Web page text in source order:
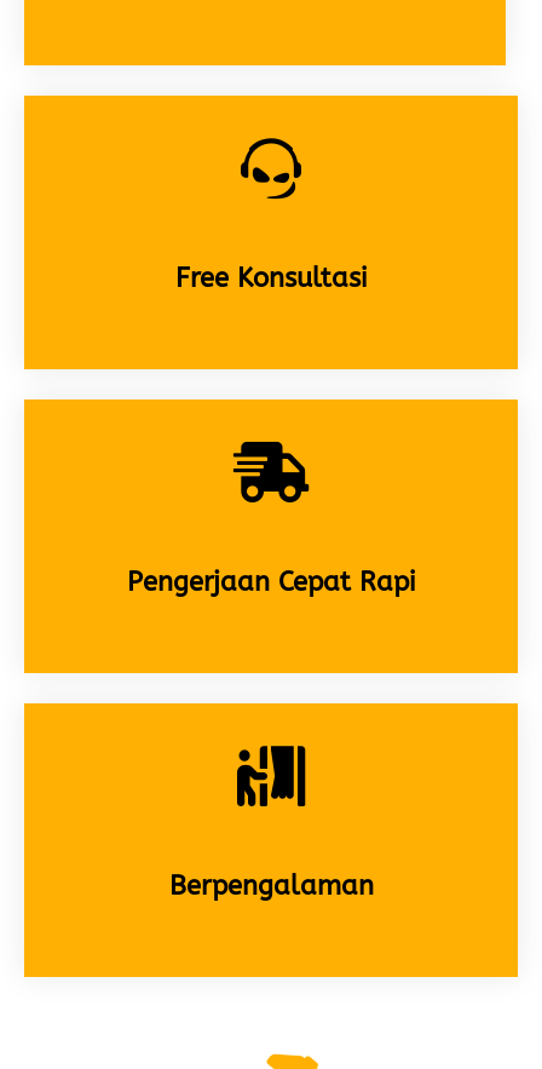
Free Konsultasi
Pengerjaan Cepat Rapi
Berpengalaman